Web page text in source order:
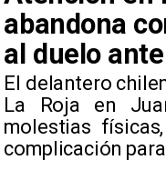
abandona
al duelo
El delantero
La Roja en
molestias
complicación